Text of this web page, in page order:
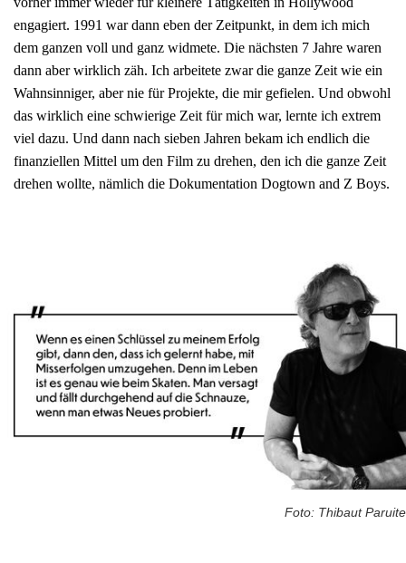
engagiert. 1991 war dann eben der Zeitpunkt, in dem ich mich
dem ganzen voll und ganz widmete. Die nächsten 7 Jahre waren
dann aber wirklich zäh. Ich arbeitete zwar die ganze Zeit wie ein
Wahnsinniger, aber nie für Projekte, die mir gefielen. Und obwohl
das wirklich eine schwierige Zeit für mich war, lernte ich extrem
viel dazu. Und dann nach sieben Jahren bekam ich endlich die
finanziellen Mittel um den Film zu drehen, den ich die ganze Zeit
drehen wollte, nämlich die Dokumentation Dogtown and Z Boys.
Foto: Thibaut Paruite